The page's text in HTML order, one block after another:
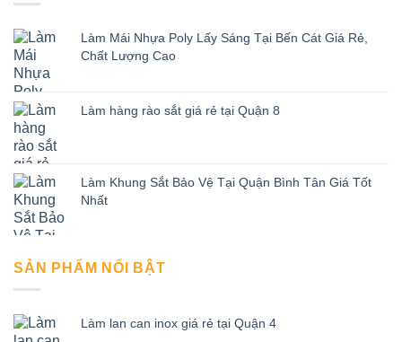
Làm Mái Nhựa Poly Lấy Sáng Tại Bến Cát Giá Rẻ,
Chất Lượng Cao
Làm hàng rào sắt giá rẻ tại Quận 8
Làm Khung Sắt Bảo Vệ Tại Quận Bình Tân Giá Tốt
Nhất
SẢN PHẨM NỔI BẬT
Làm lan can inox giá rẻ tại Quận 4